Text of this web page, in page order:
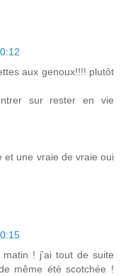
aux genoux!!!! plutôt
sur rester en vie
et une vraie de vraie oui
! j'ai tout de suite
même été scotchée !